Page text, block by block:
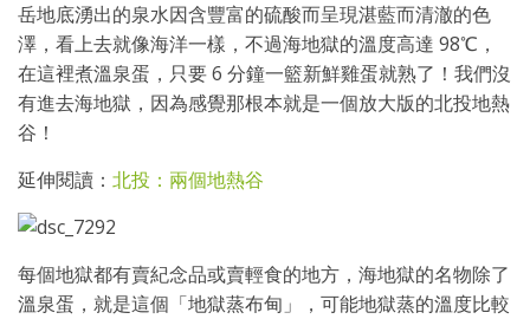
岳地底湧出的泉水因含豐富的硫酸而呈現湛藍而清澈的色
澤，看上去就像海洋一樣，不過海地獄的溫度高達 98℃，
在這裡煮溫泉蛋，只要 6 分鐘一籃新鮮雞蛋就熟了！我們沒
有進去海地獄，因為感覺那根本就是一個放大版的北投地熱
谷！
延伸閱讀： 北投：兩個地熱谷
每個地獄都有賣紀念品或賣輕食的地方，海地獄的名物除了
溫泉蛋，就是這個「地獄蒸布甸」，可能地獄蒸的溫度比較